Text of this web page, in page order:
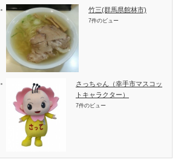
竹三(群馬県館林市)
7件のビュー
さっちゃん（幸手市マスコッ
トキャラクター）
7件のビュー